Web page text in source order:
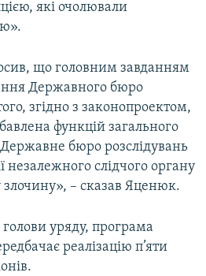
які очолювали
що головним завданням
Державного бюро
згідно з законопроектом,
функцій загального
бюро розслідувань
незалежного слідчого органу
злочину», – сказав Яценюк.
уряду, програма
реалізацію п’яти